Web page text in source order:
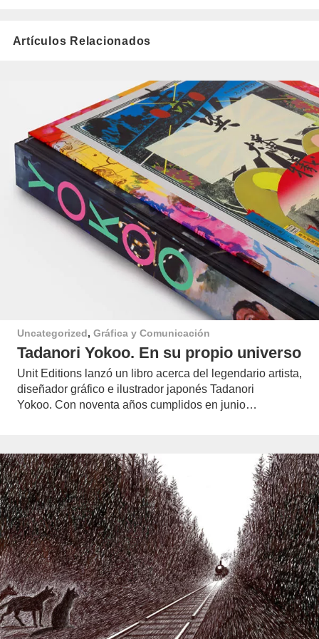
Artículos Relacionados
Uncategorized, Gráfica y Comunicación
Tadanori Yokoo. En su propio universo
Unit Editions lanzó un libro acerca del legendario artista,
diseñador gráfico e ilustrador japonés Tadanori
Yokoo. Con noventa años cumplidos en junio…